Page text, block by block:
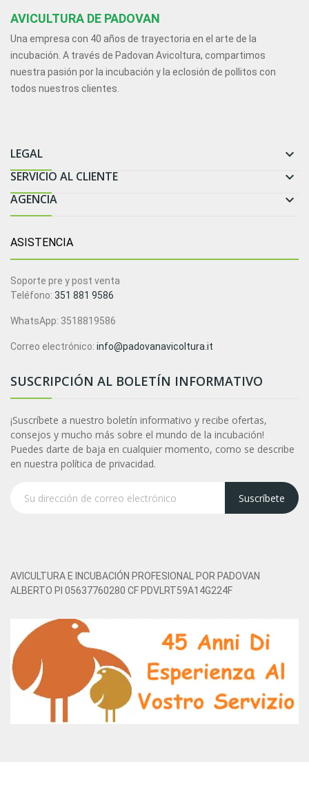
AVICULTURA DE PADOVAN
Una empresa con 40 años de trayectoria en el arte de la
incubación. A través de Padovan Avicoltura, compartimos
nuestra pasión por la incubación y la eclosión de pollitos con
todos nuestros clientes.
LEGAL 
SERVICIO AL CLIENTE 
AGENCIA 
ASISTENCIA
Soporte pre y post venta
Teléfono: 351 881 9586
WhatsApp: 3518819586
Correo electrónico: info@padovanavicoltura.it
SUSCRIPCIÓN AL BOLETÍN INFORMATIVO
¡Suscríbete a nuestro boletín informativo y recibe ofertas,
consejos y mucho más sobre el mundo de la incubación!
Puedes darte de baja en cualquier momento, como se describe
en nuestra política de privacidad.
Suscríbete
AVICULTURA E INCUBACIÓN PROFESIONAL POR PADOVAN
ALBERTO PI 05637760280 CF PDVLRT59A14G224F